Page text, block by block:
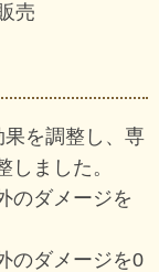
売
を調整し、専
ました。
のダメージを
のダメージを0